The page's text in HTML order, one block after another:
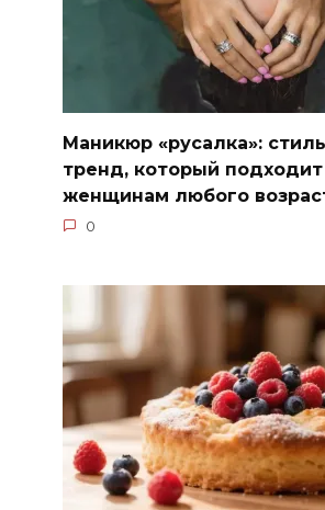
Маникюр «русалка»:
тренд, который подходит
женщинам любого
0